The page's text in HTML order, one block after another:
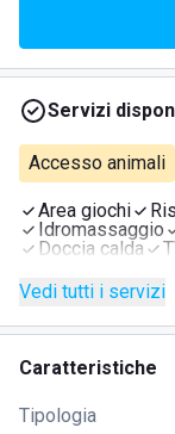
Servizi
Accesso animali
Area giochi
Idromassaggio
Doccia calda
Vedi tutti i servizi
Caratteristiche
Tipologia